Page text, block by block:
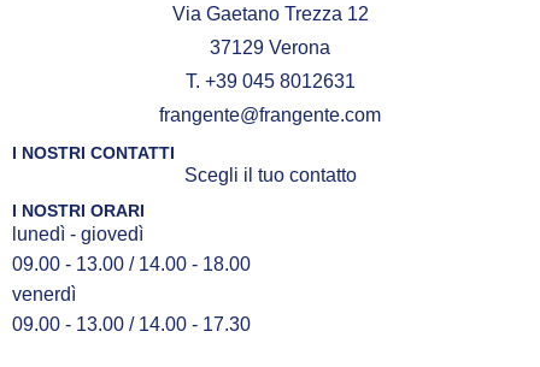
Via Gaetano Trezza 12
37129 Verona
T. +39 045 8012631
frangente@frangente.com
I NOSTRI CONTATTI
Scegli il tuo contatto
I NOSTRI ORARI
lunedì - giovedì
09.00 - 13.00 / 14.00 - 18.00
venerdì
09.00 - 13.00 / 14.00 - 17.30